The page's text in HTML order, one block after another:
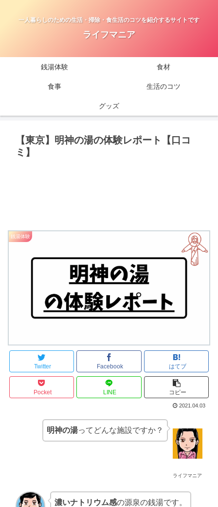
一人暮らしのための生活・掃除・食生活のコツを紹介するサイトです
ライフマニア
銭湯体験 食材
食事 生活のコツ
グッズ
【東京】明神の湯の体験レポート【口コ
ミ】
銭湯体験
Twitter Facebook はてブ
Pocket LINE コピー
2021.04.03
ライフマニア
明神の湯ってどんな施設ですか？
濃いナトリウム感の源泉の銭湯です。